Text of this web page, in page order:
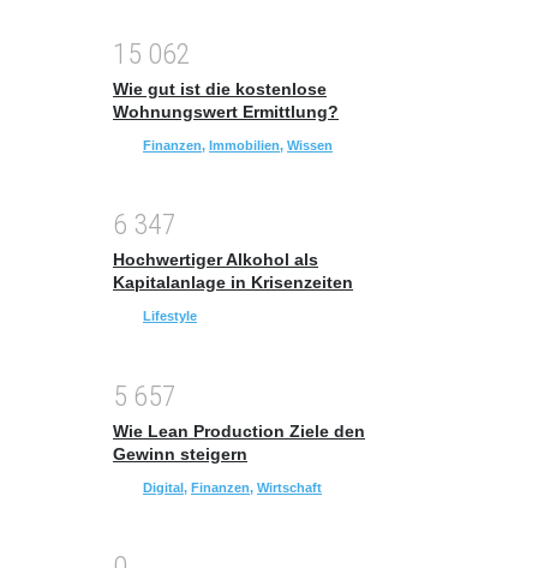
1 5 062
Wie gut ist die kostenlose
Wohnungswert Ermittlung?
Finanzen, Immobilien, Wissen
6 347
Hochwertiger Alkohol als
Kapitalanlage in Krisenzeiten
Lifestyle
5 657
Wie Lean Production Ziele den
Gewinn steigern
Digital, Finanzen, Wirtschaft